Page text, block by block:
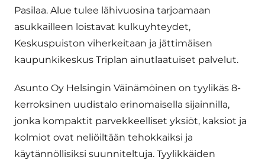
Pasilaa. Alue tulee lähivuosina tarjoamaan
asukkailleen loistavat kulkuyhteydet,
Keskuspuiston viherkeitaan ja jättimäisen
kaupunkikeskus Triplan ainutlaatuiset palvelut.
Asunto Oy Helsingin Väinämöinen on tyylikäs 8-
kerroksinen uudistalo erinomaisella sijainnilla,
jonka kompaktit parvekkeelliset yksiöt, kaksiot ja
kolmiot ovat neliöiltään tehokkaiksi ja
käytännöllisiksi suunniteltuja. Tyylikkäiden